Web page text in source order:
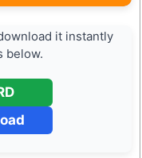
it instantly
below.